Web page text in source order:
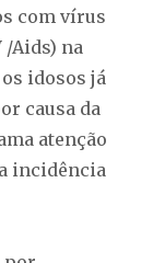
com vírus
Aids) na
idosos já
causa da
atenção
incidência